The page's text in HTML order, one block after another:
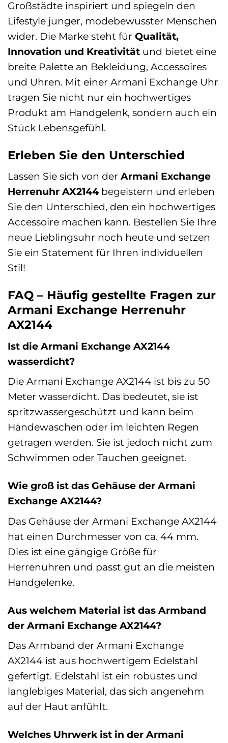
Großstädte inspiriert und spiegeln den
Lifestyle junger, modebewusster Menschen
wider. Die Marke steht für Qualität,
Innovation und Kreativität und bietet eine
breite Palette an Bekleidung, Accessoires
und Uhren. Mit einer Armani Exchange Uhr
tragen Sie nicht nur ein hochwertiges
Produkt am Handgelenk, sondern auch ein
Stück Lebensgefühl.
Erleben Sie den Unterschied
Lassen Sie sich von der Armani Exchange
Herrenuhr AX2144 begeistern und erleben
Sie den Unterschied, den ein hochwertiges
Accessoire machen kann. Bestellen Sie Ihre
neue Lieblingsuhr noch heute und setzen
Sie ein Statement für Ihren individuellen
Stil!
FAQ – Häufig gestellte Fragen zur
Armani Exchange Herrenuhr
AX2144
Ist die Armani Exchange AX2144
wasserdicht?
Die Armani Exchange AX2144 ist bis zu 50
Meter wasserdicht. Das bedeutet, sie ist
spritzwassergeschützt und kann beim
Händewaschen oder im leichten Regen
getragen werden. Sie ist jedoch nicht zum
Schwimmen oder Tauchen geeignet.
Wie groß ist das Gehäuse der Armani
Exchange AX2144?
Das Gehäuse der Armani Exchange AX2144
hat einen Durchmesser von ca. 44 mm.
Dies ist eine gängige Größe für
Herrenuhren und passt gut an die meisten
Handgelenke.
Aus welchem Material ist das Armband
der Armani Exchange AX2144?
Das Armband der Armani Exchange
AX2144 ist aus hochwertigem Edelstahl
gefertigt. Edelstahl ist ein robustes und
langlebiges Material, das sich angenehm
auf der Haut anfühlt.
Welches Uhrwerk ist in der Armani